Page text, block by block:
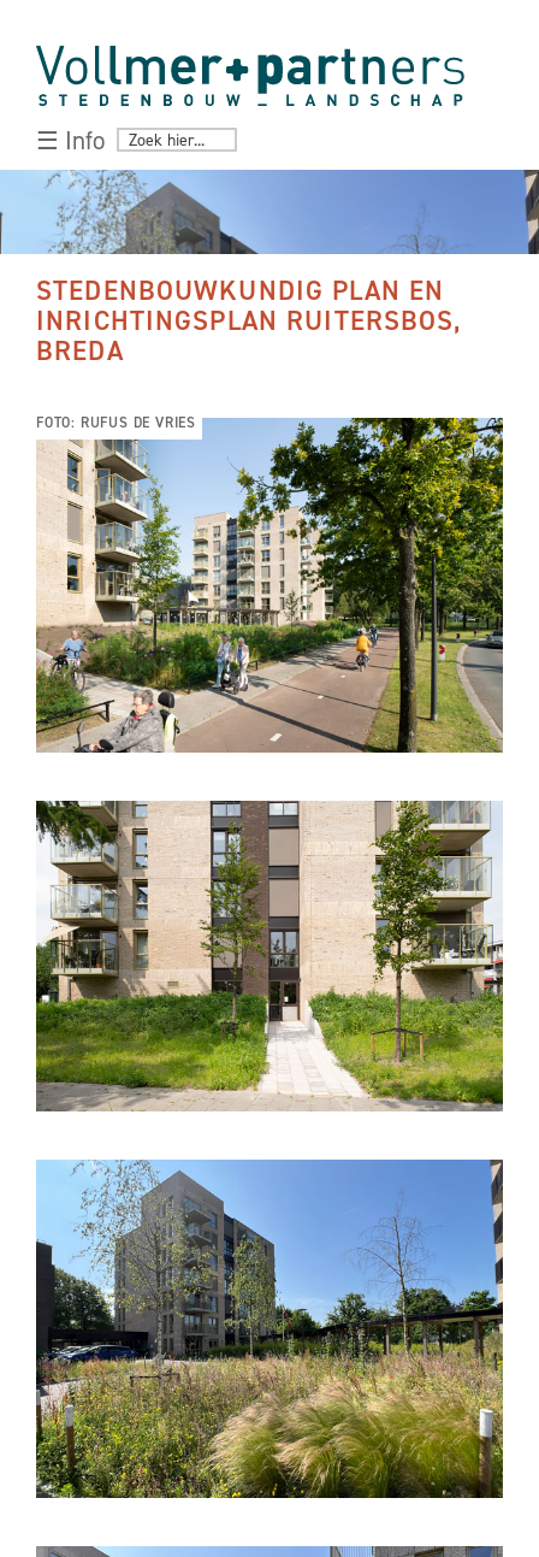
☰ Info
STEDENBOUWKUNDIG PLAN EN
INRICHTINGSPLAN RUITERSBOS,
BREDA
FOTO: RUFUS DE VRIES